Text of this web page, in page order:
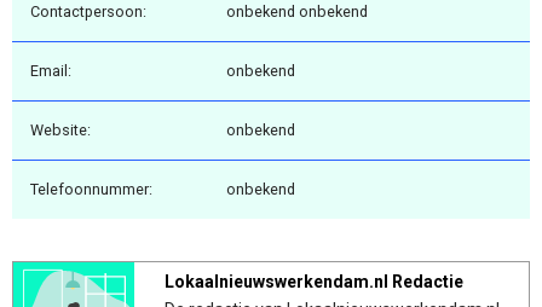
Contactpersoon: onbekend onbekend
Email: onbekend
Website: onbekend
Telefoonnummer: onbekend
Lokaalnieuwswerkendam.nl Redactie